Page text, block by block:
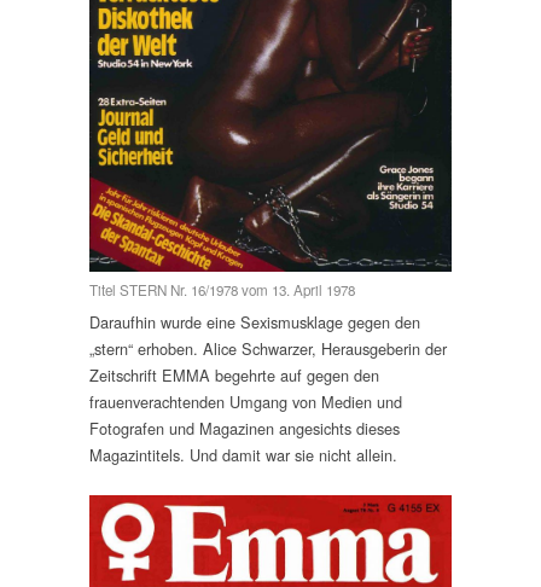
Titel STERN Nr. 16/1978 vom 13. April 1978
Daraufhin wurde eine Sexismusklage gegen den
„stern“ erhoben. Alice Schwarzer, Herausgeberin der
Zeitschrift EMMA begehrte auf gegen den
frauenverachtenden Umgang von Medien und
Fotografen und Magazinen angesichts dieses
Magazintitels. Und damit war sie nicht allein.